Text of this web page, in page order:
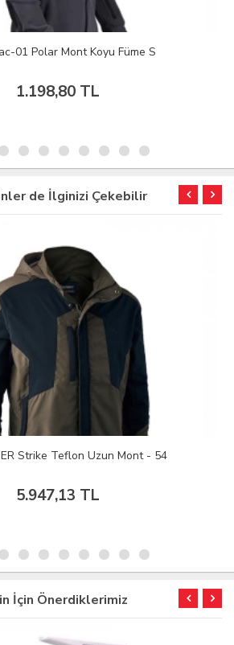
01 Polar Mont Koyu Füme S
1.198,80 TL
de İlginizi Çekebilir
Strike Teflon Uzun Mont - 54
5.947,13 TL
İçin Önerdiklerimiz